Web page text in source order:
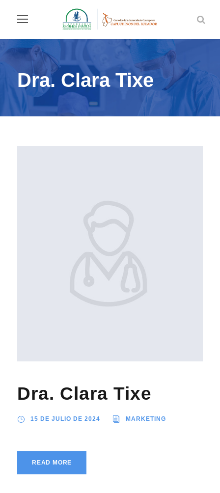
Dra. Clara Tixe
Dra. Clara Tixe
15 DE JULIO DE 2024 MARKETING
READ MORE